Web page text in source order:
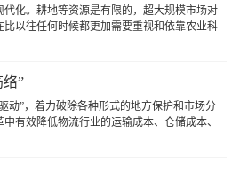
化。耕地等资源是有限的，超大规模市场对
以往任何时候都更加需要重视和依靠农业科
广袤的田野落地生根，让创新成果更好惠及
”
动”，着力破除各种形式的地方保护和市场分
有效降低物流行业的运输成本、仓储成本、